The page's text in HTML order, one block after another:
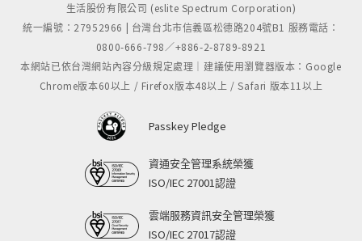
生活股份有限公司 (eslite Spectrum Corporation)
統一編號：27952966 | 台灣台北市信義區松德路204號B1 服務電話：
0800-666-798／+886-2-8789-8921
本網站已依台灣網站內容分級規定處理｜建議使用瀏覽器版本：Google
Chrome版本60以上 / Firefox版本48以上 / Safari 版本11以上
Passkey Pledge
資通安全管理系統榮獲
ISO/IEC 27001認證
雲端服務資訊安全管理榮獲
ISO/IEC 27017認證